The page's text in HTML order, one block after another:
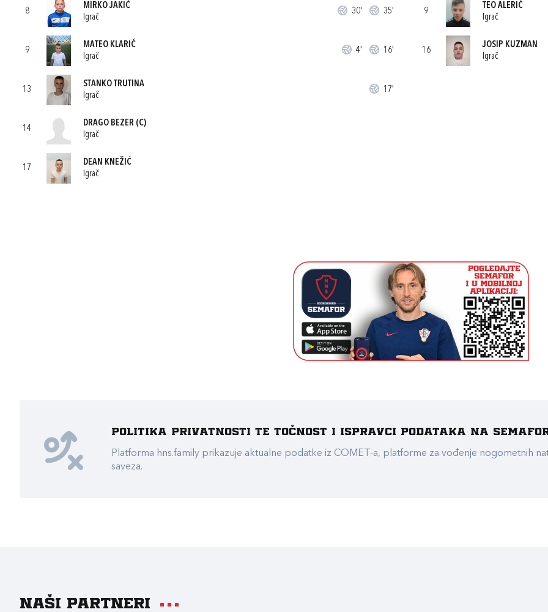
8
MIRKO JAKIĆ
Igrač
30' 35'
9
MATEO KLARIĆ
Igrač
4' 16'
13
STANKO TRUTINA
Igrač
17'
14
DRAGO BEZER (C)
Igrač
17
DEAN KNEŽIĆ
Igrač
9
TEO ALERIĆ
Igrač
16
JOSIP KUZMAN
Igrač
Politika privatnosti te točnost i ispravci podataka na
Platforma hns.family prikazuje aktualne podatke iz COMET-a, platforme za vođenje nogometnih
saveza.
Naši partneri